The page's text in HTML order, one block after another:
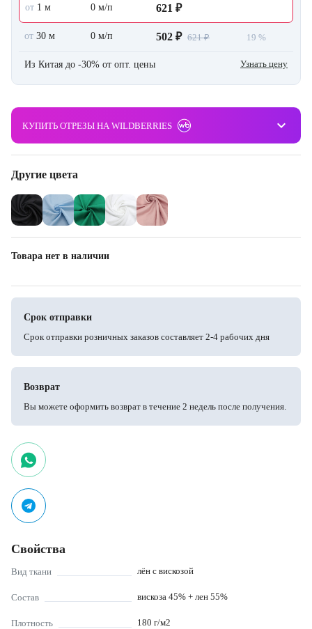
от 1 м 0 м/п 621 ₽
от 30 м 0 м/п 502 ₽ 621 ₽ 19 %
Из Китая до -30% от опт. цены Узнать цену
КУПИТЬ ОТРЕЗЫ НА WILDBERRIES keyboard_arrow_down
Другие цвета
Товара нет в наличии
Срок отправки
Срок отправки розничных заказов составляет 2-4 рабочих дня
Возврат
Вы можете оформить возврат в течение 2 недель после получения.
Свойства
Вид ткани лён с вискозой
Состав вискоза 45% + лен 55%
Плотность 180 г/м2